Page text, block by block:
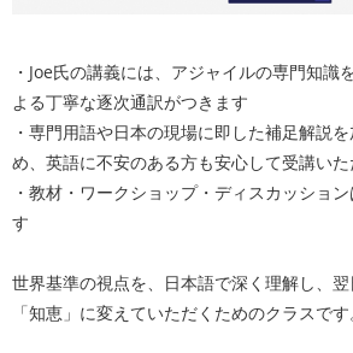
・Joe氏の講義には、アジャイルの専門知識
よる丁寧な逐次通訳がつきます
・専門用語や日本の現場に即した補足解説
め、英語に不安のある方も安心して受講い
・教材・ワークショップ・ディスカッショ
す
世界基準の視点を、日本語で深く理解し、
「知恵」に変えていただくためのクラスです